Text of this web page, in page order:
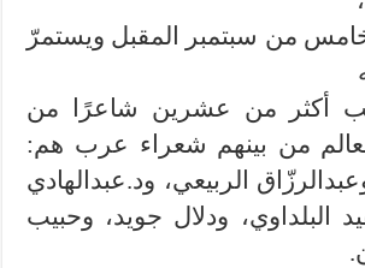
من سبتمبر المقبل ويستمرّ
أكثر من عشرين شاعرًا من
من بينهم شعراء عرب هم:
الربيعي، ود.عبدالهادي
البلداوي، ودلال جويد، وحبيب